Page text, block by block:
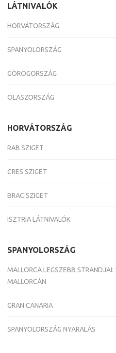
LÁTNIVALÓK
HORVÁTORSZÁG
SPANYOLORSZÁG
GÖRÖGORSZÁG
OLASZORSZÁG
HORVÁTORSZÁG
RAB SZIGET
CRES SZIGET
BRAC SZIGET
ISZTRIA LÁTNIVALÓK
SPANYOLORSZÁG
MALLORCA LEGSZEBB
MALLORCÁN
GRAN CANARIA
SPANYOLORSZÁG NYARALÁS